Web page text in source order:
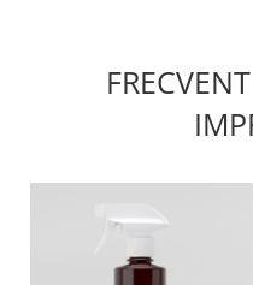
Flacon 50 ml